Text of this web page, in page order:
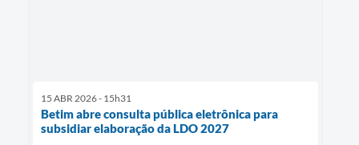
15 ABR 2026 - 15h31
Betim abre consulta pública eletrônica para
subsidiar elaboração da LDO 2027